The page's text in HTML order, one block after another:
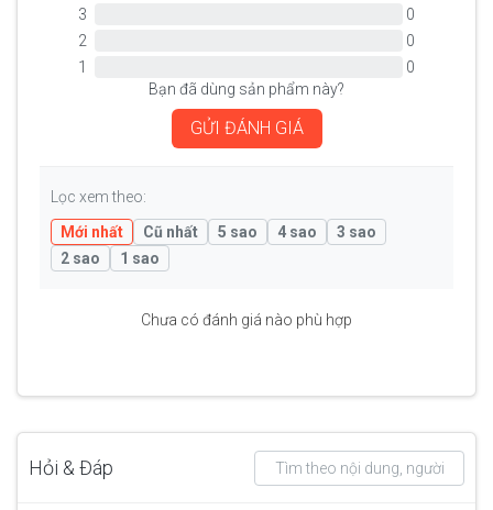
3
0
2
0
1
0
Bạn đã dùng sản phẩm này?
GỬI ĐÁNH GIÁ
Lọc xem theo:
Mới nhất
Cũ nhất 5 sao 4 sao
3 sao
2 sao
1 sao
Chưa có đánh giá nào phù hợp
Hỏi & Đáp